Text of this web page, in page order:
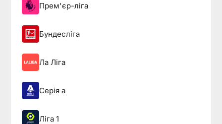
Прем'єр-ліга
Бундесліга
Ла Ліга
Серія а
Ліга 1